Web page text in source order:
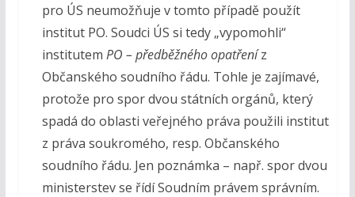
pro ÚS neumožňuje v tomto případě použít
institut PO. Soudci ÚS si tedy „vypomohli“
institutem PO – předběžného opatřeníz
Občanského soudního řádu. Tohle je zajímavé,
protože pro spor dvou státních orgánů, který
spadá do oblasti veřejného práva použili institut
z práva soukromého, resp. Občanského
soudního řádu. Jen poznámka – např. spor dvou
ministerstev se řídí Soudním právem správním.